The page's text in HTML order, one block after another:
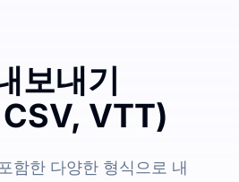
보내기
VTT)
한 다양한 형식으로 내